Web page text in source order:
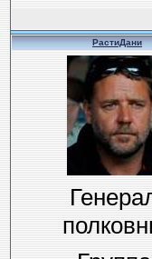
РастиДани